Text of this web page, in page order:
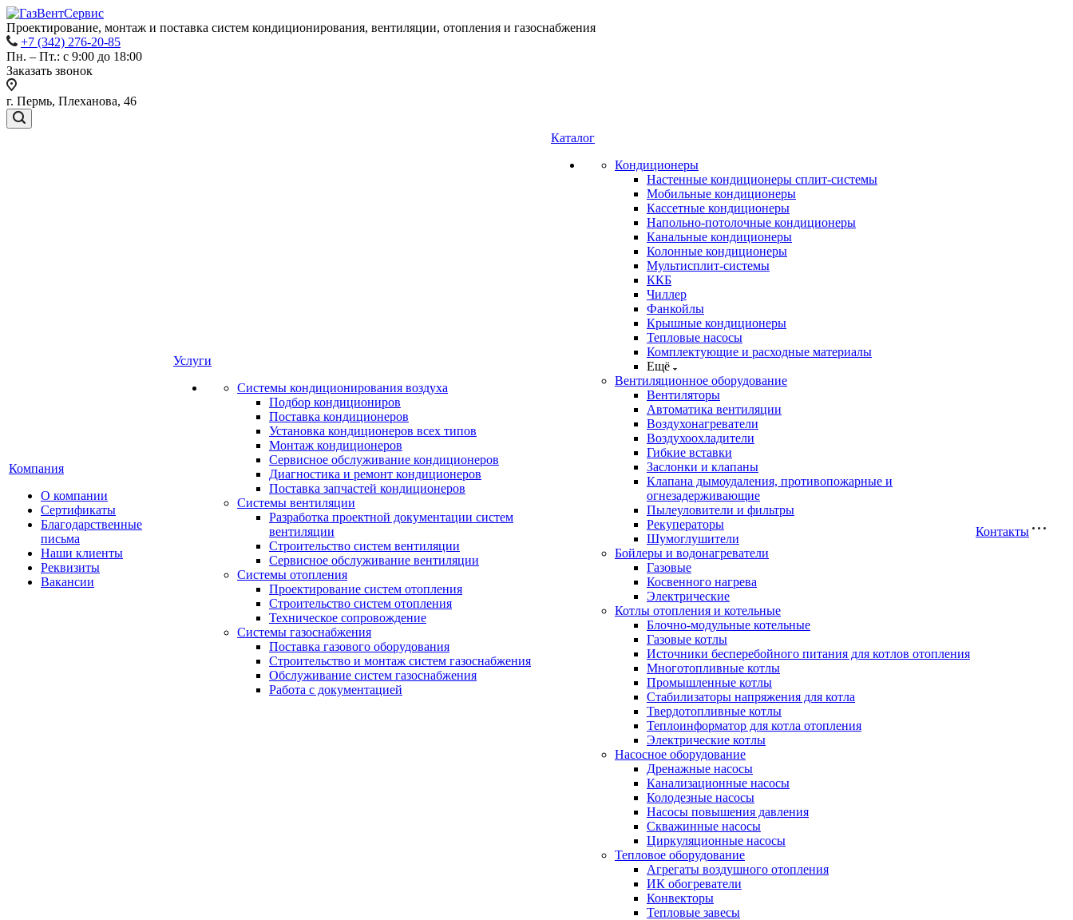
Проектирование, монтаж и поставка систем кондиционирования, вентиляции, отопления и газоснабжения
+7 (342) 276-20-85
Пн. – Пт.: с 9:00 до 18:00
Заказать звонок
г. Пермь, Плеханова, 46
Компания
О компании
Сертификаты
Благодарственные
письма
Наши клиенты
Реквизиты
Вакансии
Услуги
Системы кондиционирования воздуха
Подбор кондициониров
Поставка кондиционеров
Установка кондиционеров всех типов
Монтаж кондиционеров
Сервисное обслуживание кондиционеров
Диагностика и ремонт кондиционеров
Поставка запчастей кондиционеров
Системы вентиляции
Разработка проектной документации систем
вентиляции
Строительство систем вентиляции
Сервисное обслуживание вентиляции
Системы отопления
Проектирование систем отопления
Строительство систем отопления
Техническое сопровождение
Системы газоснабжения
Поставка газового оборудования
Строительство и монтаж систем газоснабжения
Обслуживание систем газоснабжения
Работа с документацией
Каталог
Кондиционеры
Настенные кондиционеры сплит-системы
Мобильные кондиционеры
Кассетные кондиционеры
Напольно-потолочные кондиционеры
Канальные кондиционеры
Колонные кондиционеры
Мультисплит-системы
ККБ
Чиллер
Фанкойлы
Крышные кондиционеры
Тепловые насосы
Комплектующие и расходные материалы
Ещё
Вентиляционное оборудование
Вентиляторы
Автоматика вентиляции
Воздухонагреватели
Воздухоохладители
Гибкие вставки
Заслонки и клапаны
Клапана дымоудаления, противопожарные и
огнезадерживающие
Пылеуловители и фильтры
Рекуператоры
Шумоглушители
Бойлеры и водонагреватели
Газовые
Косвенного нагрева
Электрические
Котлы отопления и котельные
Блочно-модульные котельные
Газовые котлы
Источники бесперебойного питания для котлов отопления
Многотопливные котлы
Промышленные котлы
Стабилизаторы напряжения для котла
Твердотопливные котлы
Теплоинформатор для котла отопления
Электрические котлы
Насосное оборудование
Дренажные насосы
Канализационные насосы
Колодезные насосы
Насосы повышения давления
Скважинные насосы
Циркуляционные насосы
Тепловое оборудование
Агрегаты воздушного отопления
ИК обогреватели
Конвекторы
Тепловые завесы
Контакты